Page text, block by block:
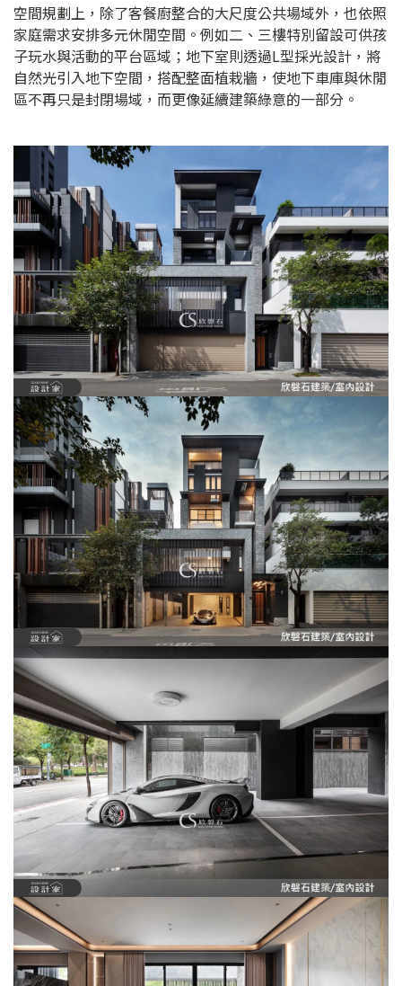
空間規劃上，除了客餐廚整合的大尺度公共場域外，也依照
家庭需求安排多元休閒空間。例如二、三樓特別留設可供孩
子玩水與活動的平台區域；地下室則透過L型採光設計，將
自然光引入地下空間，搭配整面植栽牆，使地下車庫與休閒
區不再只是封閉場域，而更像延續建築綠意的一部分。